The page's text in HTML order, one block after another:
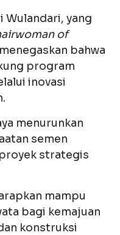
Wulandari, yang
of
bahwa
program
inovasi
menurunkan
semen
strategis
mampu
bagi kemajuan
konstruksi